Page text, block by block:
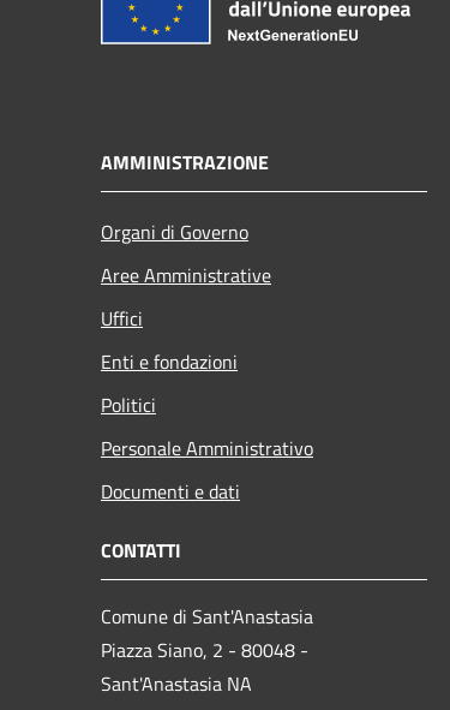
AMMINISTRAZIONE
Organi di Governo
Aree Amministrative
Uffici
Enti e fondazioni
Politici
Personale Amministrativo
Documenti e dati
CONTATTI
Comune di Sant'Anastasia
Piazza Siano, 2 - 80048 -
Sant'Anastasia NA